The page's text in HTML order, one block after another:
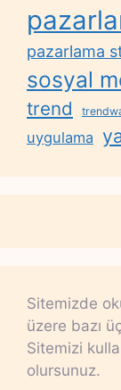
pazarlama
sosyal
trend
uygulama
Sitemizde
üzere bazı
Sitemizi
olursunuz.